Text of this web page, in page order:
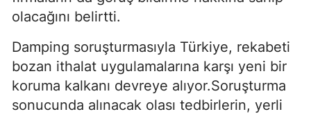
olacağını belirtti.
Damping soruşturmasıyla Türkiye, rekabeti
bozan ithalat uygulamalarına karşı yeni bir
koruma kalkanı devreye alıyor.Soruşturma
sonucunda alınacak olası tedbirlerin, yerli